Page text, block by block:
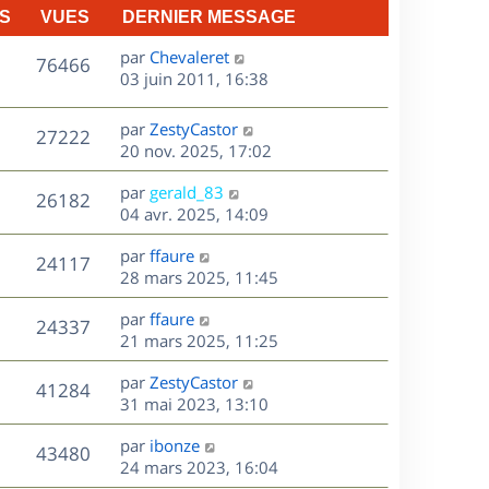
VUES DERNIER MESSAGE
76466V
u
e
D
e
n
i
e
r
m
e
s
s
a
g
e
par Chevaleret
03 juin 2011, 16:38
27222V
u
e
s
D
e
r
n
i
e
r
m
e
s
s
a
g
e
par ZestyCastor
20 nov. 2025, 17:02
26182V
u
s
D
e
r
n
i
e
r
m
e
s
s
a
g
e
par gerald_83
04 avr. 2025, 14:09
24117V
u
D
e
r
n
i
e
r
m
e
s
s
par ffaure
28 mars 2025, 11:45
24337V
u
s
D
e
r
n
i
e
r
m
par ffaure
21 mars 2025, 11:25
41284V
u
D
e
r
n
i
par ZestyCastor
31 mai 2023, 13:10
43480V
D
e
par ibonze
24 mars 2023, 16:04